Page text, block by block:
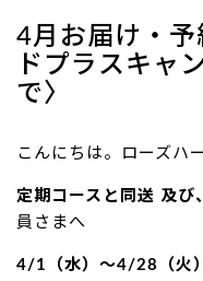
4月お届け・予
ドプラスキャ
で〉
こんにちは。ローズハ
定期コースと同送 及び
員さまへ
4/1（水）～4/28（火）